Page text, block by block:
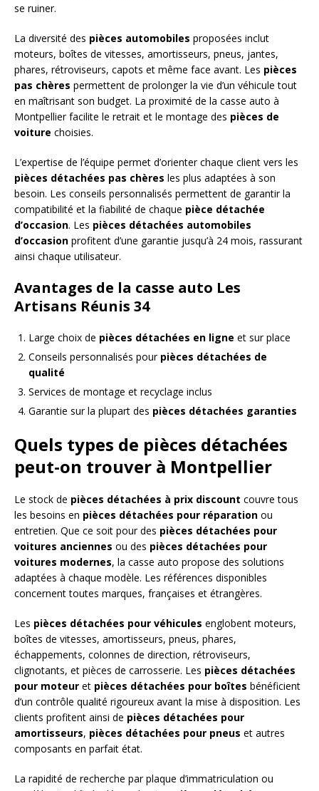
se ruiner.
La diversité des pièces automobiles proposées inclut
moteurs, boîtes de vitesses, amortisseurs, pneus, jantes,
phares, rétroviseurs, capots et même face avant. Les pièces
pas chères permettent de prolonger la vie d’un véhicule tout
en maîtrisant son budget. La proximité de la casse auto à
Montpellier facilite le retrait et le montage des pièces de
voiture choisies.
L’expertise de l’équipe permet d’orienter chaque client vers les
pièces détachées pas chères les plus adaptées à son
besoin. Les conseils personnalisés permettent de garantir la
compatibilité et la fiabilité de chaque pièce détachée
d’occasion. Les pièces détachées automobiles
d’occasion profitent d’une garantie jusqu’à 24 mois, rassurant
ainsi chaque utilisateur.
Avantages de la casse auto Les
Artisans Réunis 34
Large choix de pièces détachées en ligne et sur place
Conseils personnalisés pour pièces détachées de
qualité
Services de montage et recyclage inclus
Garantie sur la plupart des pièces détachées garanties
Quels types de pièces détachées
peut-on trouver à Montpellier
Le stock de pièces détachées à prix discount couvre tous
les besoins en pièces détachées pour réparation ou
entretien. Que ce soit pour des pièces détachées pour
voitures anciennes ou des pièces détachées pour
voitures modernes, la casse auto propose des solutions
adaptées à chaque modèle. Les références disponibles
concernent toutes marques, françaises et étrangères.
Les pièces détachées pour véhicules englobent moteurs,
boîtes de vitesses, amortisseurs, pneus, phares,
échappements, colonnes de direction, rétroviseurs,
clignotants, et pièces de carrosserie. Les pièces détachées
pour moteur et pièces détachées pour boîtes bénéficient
d’un contrôle qualité rigoureux avant la mise à disposition. Les
clients profitent ainsi de pièces détachées pour
amortisseurs, pièces détachées pour pneus et autres
composants en parfait état.
La rapidité de recherche par plaque d’immatriculation ou